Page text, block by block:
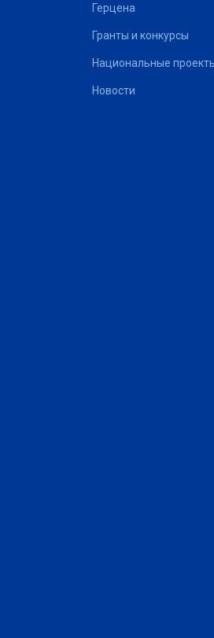
Герцена
Гранты и конкурсы
Национальные
Новости